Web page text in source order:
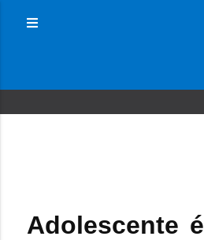
Adolescente